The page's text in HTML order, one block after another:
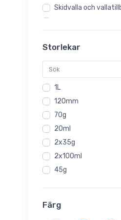
Skidvalla och
Storlekar
1L
120mm
70g
20ml
2x35g
2x100ml
45g
25mm
Färg